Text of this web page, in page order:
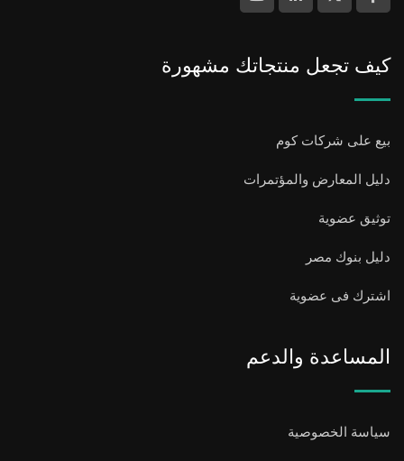
كيف تجعل منتجاتك مشهورة
بيع على شركات كوم
دليل المعارض والمؤتمرات
توثيق عضوية
دليل بنوك مصر
اشترك فى عضوية
المساعدة والدعم
سياسة الخصوصية